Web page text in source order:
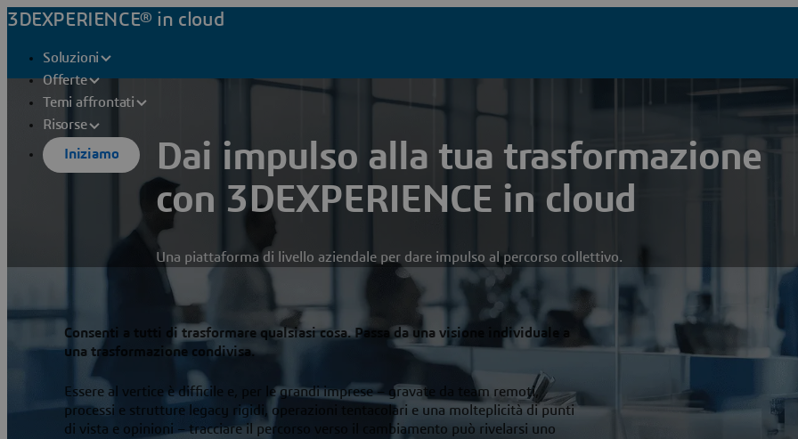
3DEXPERIENCE® in cloud
Soluzioni
Offerte
Temi affrontati
Risorse
Iniziamo
Dai impulso alla tua trasformazione
con 3DEXPERIENCE in cloud
Una piattaforma di livello aziendale per dare impulso al percorso collettivo.
Consenti a tutti di trasformare qualsiasi cosa. Passa da una visione individuale a
una trasformazione condivisa.
Essere al vertice è difficile e, per le grandi imprese – gravate da team remoti,
processi e strutture legacy rigidi, operazioni tentacolari e una molteplicità di punti
di vista e opinioni – tracciare il percorso verso il cambiamento può rivelarsi uno